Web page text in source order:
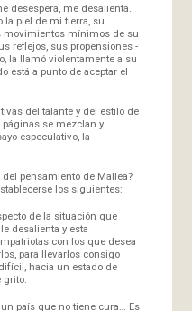
desespera, me desalienta.
la piel de mi tierra, su
movimientos mínimos de su
reflejos, sus propensiones -
la llamó violentamente a su
está a punto de aceptar el
del talante y del estilo de
páginas se mezclan y
especulativo, la
pensamiento de Mallea?
los siguientes:
de la situación que
desalienta y esta
con los que desea
para llevarlos consigo
hacia un estado de
país que no tiene cura… Es